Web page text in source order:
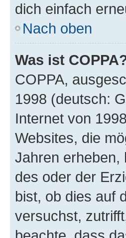
dich einfach
Nach oben
Was ist
COPPA,
1998 (deutsch:
Internet von
Websites, die
Jahren erheben,
des oder der
bist, ob dies auf
versuchst,